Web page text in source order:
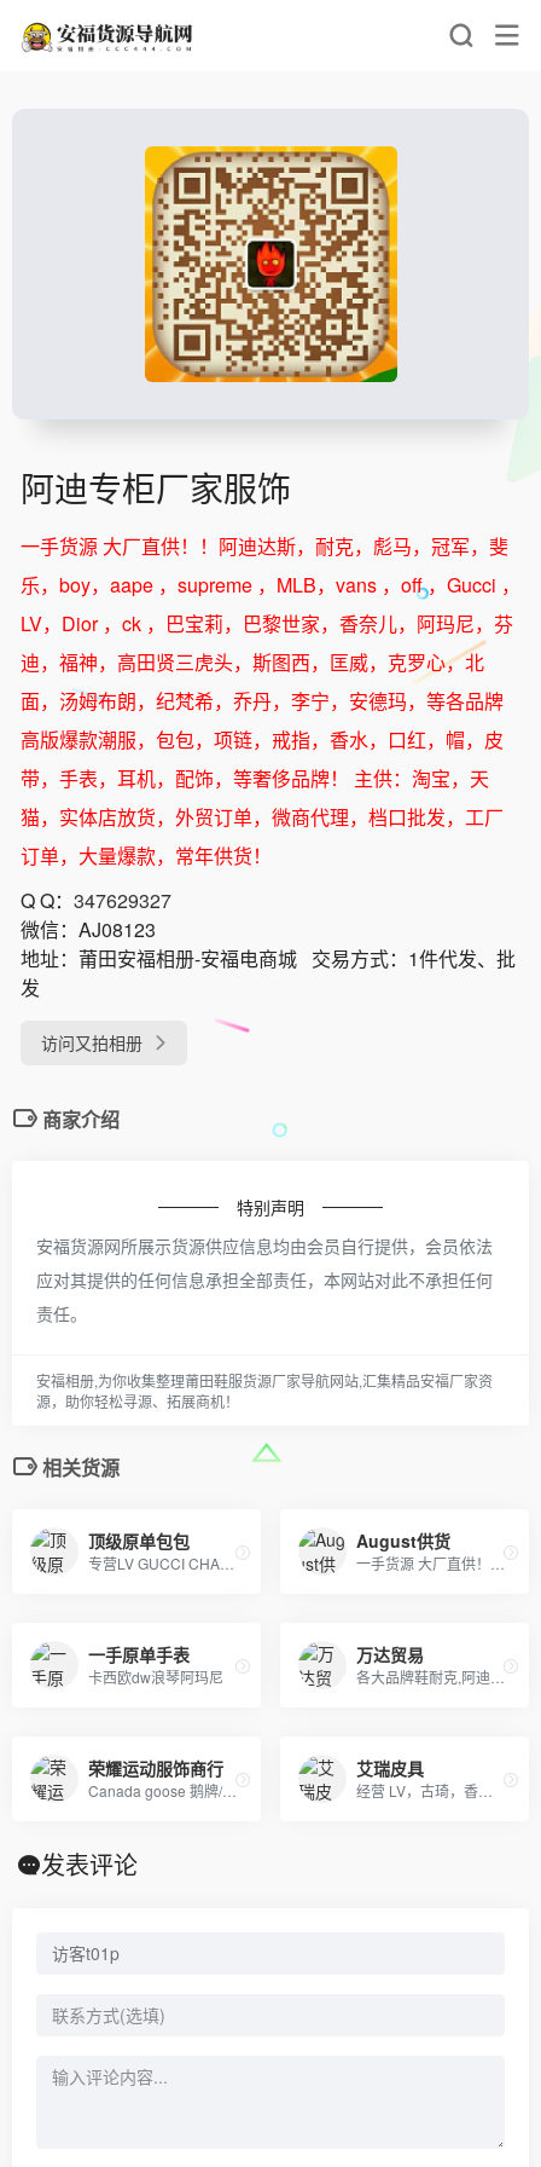
阿迪专柜厂家服饰
一手货源 大厂直供！！阿迪达斯，耐克，彪马，冠军，斐
乐，boy，aape ，supreme ，MLB，vans ，off ，Gucci ，
LV，Dior ，ck ，巴宝莉，巴黎世家，香奈儿，阿玛尼，芬
迪，福神，高田贤三虎头，斯图西，匡威，克罗心，北
面，汤姆布朗，纪梵希，乔丹，李宁，安德玛，等各品牌
高版爆款潮服，包包，项链，戒指，香水，口红，帽，皮
带，手表，耳机，配饰，等奢侈品牌！ 主供：淘宝，天
猫，实体店放货，外贸订单，微商代理，档口批发，工厂
订单，大量爆款，常年供货！
Q Q： 347629327
微信： AJ08123
地址： 莆田安福相册-安福电商城 交易方式： 1件代发、批
发
访问又拍相册
商家介绍
特别声明
安福货源网所展示货源供应信息均由会员自行提供，会员依法
应对其提供的任何信息承担全部责任，本网站对此不承担任何
责任。
安福相册,为你收集整理莆田鞋服货源厂家导航网站,汇集精品安福厂家资
源，助你轻松寻源、拓展商机！
相关货源
顶级原单包包 August供货
一手原单手表
卡西欧dw浪琴阿玛尼
万达贸易
荣耀运动服饰商行
Canada goose 鹅牌/ Moncler蒙口羽绒服 冠军 耐克 阿迪及其潮牌运动服
艾瑞皮具
发表评论